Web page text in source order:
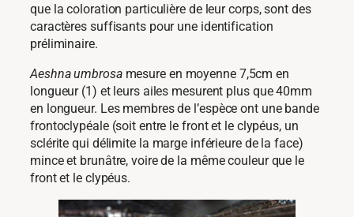
que la coloration particulière de leur corps, sont des
caractères suffisants pour une identification
préliminaire.
Aeshna umbrosamesure en moyenne 7,5cm en
longueur (1) et leurs ailes mesurent plus que 40mm
en longueur. Les membres de l’espèce ont une bande
frontoclypéale (soit entre le front et le clypéus, un
sclérite qui délimite la marge inférieure de la face)
mince et brunâtre, voire de la même couleur que le
front et le clypéus.